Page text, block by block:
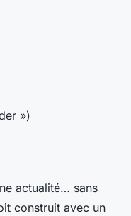
»)
actualité… sans
construit avec un